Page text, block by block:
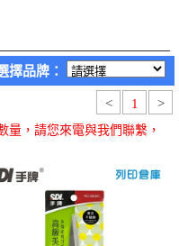
擇品牌：
< 1 >
量，請您來電與我們聯繫，